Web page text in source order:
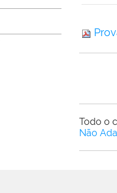
Todo o
Não